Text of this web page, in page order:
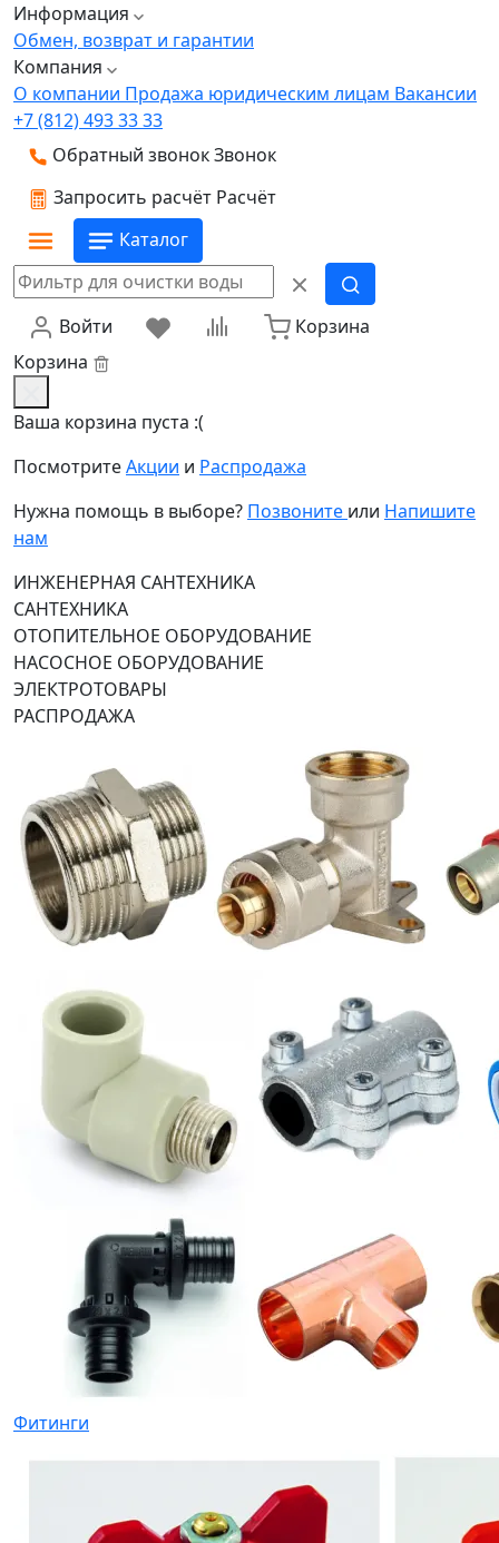
Информация
Обмен, возврат и гарантии
Компания
О компании Продажа юридическим лицам Вакансии
+7 (812) 493 33 33
Обратный звонокЗвонок
Запросить расчёт Расчёт
Каталог
Войти
Корзина
Корзина
Ваша корзина пуста :(
ПосмотритеАкции и Распродажа
Нужна помощь в выборе? Позвоните или Напишите
нам
ИНЖЕНЕРНАЯ САНТЕХНИКА
САНТЕХНИКА
ОТОПИТЕЛЬНОЕ ОБОРУДОВАНИЕ
НАСОСНОЕ ОБОРУДОВАНИЕ
ЭЛЕКТРОТОВАРЫ
РАСПРОДАЖА
Фитинги